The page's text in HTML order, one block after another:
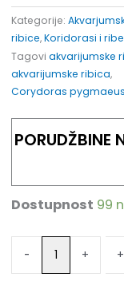
Kategorije:
ribice,Koridorasi i
Tagovi akvarijumske
akvarijumske ribica,
Corydoras pygmaeus
PORUDŽBINE
Dostupnost 99
-
-
Corydoras
količina
+
+